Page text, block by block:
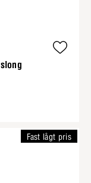
Fast lågt pris